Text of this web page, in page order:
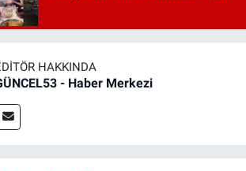
HAKKINDA
- Haber Merkezi